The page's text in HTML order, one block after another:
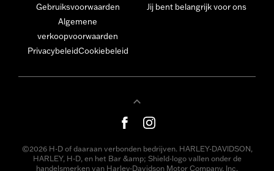
Gebruiksvoorwaarden
Algemene
verkoopvoorwaarden
PrivacybeleidCookiebeleid
Jij bent belangrijk voor ons
©2026 H-D of daaraan verbonden bedrijven. HARLEY-DAVIDSON,
HARLEY, H-D, en het Bar &amp; Shield-logo vallen onder de
handelsmerken van Harley-Davidson Motor Company, Inc.